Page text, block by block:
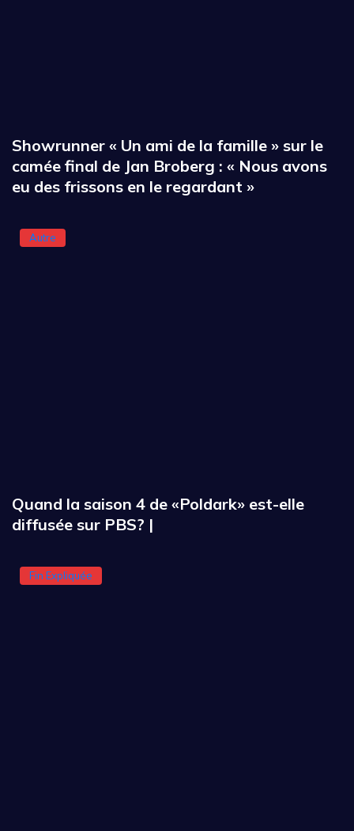
Showrunner « Un ami de la famille » sur le
camée final de Jan Broberg : « Nous avons
eu des frissons en le regardant »
Autre
Quand la saison 4 de «Poldark» est-elle
diffusée sur PBS? |
Fin Expliquée